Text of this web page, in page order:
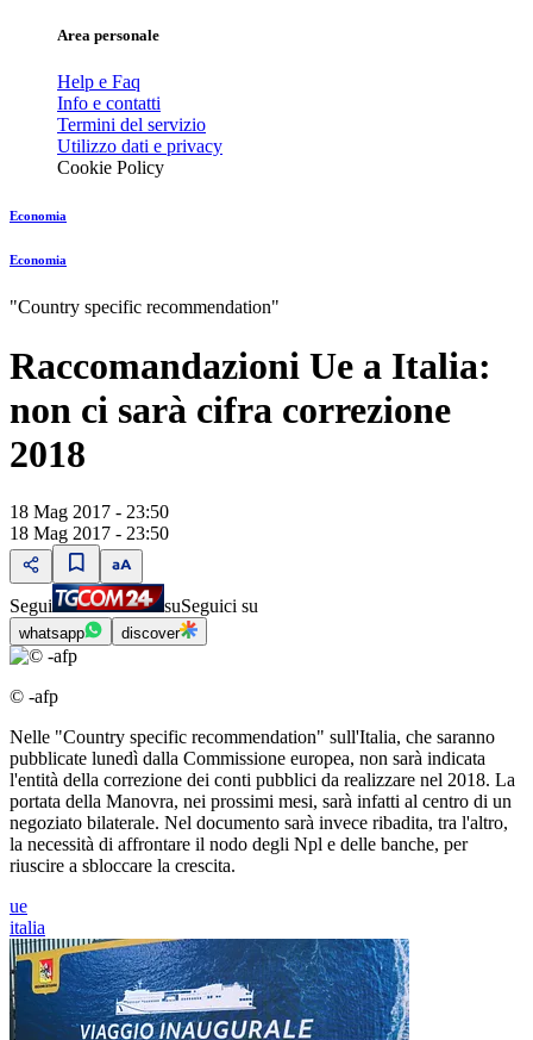
Area personale
Help e Faq
Info e contatti
Termini del servizio
Utilizzo dati e privacy
Cookie Policy
Economia
Economia
"Country specific recommendation"
Raccomandazioni Ue a Italia:
non ci sarà cifra correzione
2018
18 Mag 2017 - 23:50
18 Mag 2017 - 23:50
Segui suSeguici su
whatsapp discover
© -afp
Nelle "Country specific recommendation" sull'Italia, che saranno
pubblicate lunedì dalla Commissione europea, non sarà indicata
l'entità della correzione dei conti pubblici da realizzare nel 2018. La
portata della Manovra, nei prossimi mesi, sarà infatti al centro di un
negoziato bilaterale. Nel documento sarà invece ribadita, tra l'altro,
la necessità di affrontare il nodo degli Npl e delle banche, per
riuscire a sbloccare la crescita.
ue
italia